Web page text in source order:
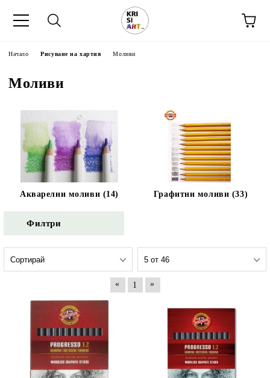
Начало Рисуване на хартия Моливи
Моливи
Акварелни моливи (14) Графитни моливи (33)
Филтри
« 1 »